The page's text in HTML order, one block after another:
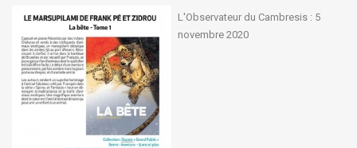
L'Observateur du Cambresis : 5
novembre 2020